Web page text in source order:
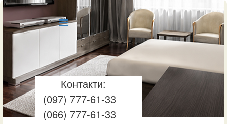
Контакти:
(097) 777-61-33
(066) 777-61-33